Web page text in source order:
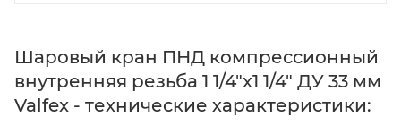
Шаровый кран ПНД компрессионный
внутренняя резьба 1 1/4"х1 1/4" ДУ 33 мм
Valfex - технические характеристики: